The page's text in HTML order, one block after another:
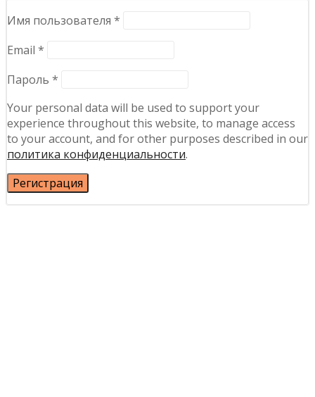
Имя пользователя *
Email *
Пароль *
Your personal data will be used to support your
experience throughout this website, to manage access
to your account, and for other purposes described in our
политика конфиденциальности.
Регистрация